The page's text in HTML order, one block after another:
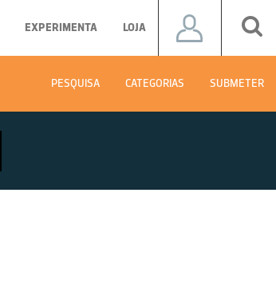
EXPERIMENTA LOJA
PESQUISA CATEGORIAS SUBMETER